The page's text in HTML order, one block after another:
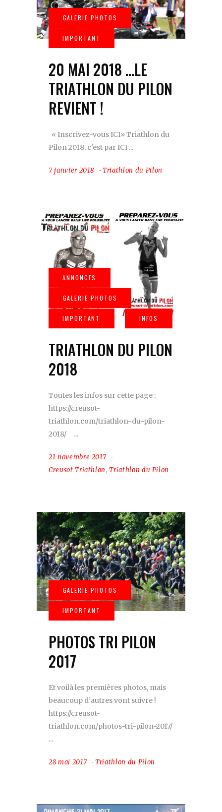
20 MAI 2018 …LE
TRIATHLON DU PILON
REVIENT !
« Inscrivez-vous ICI» Triathlon du
Pilon 2018, c'est par ICI
7 janvier 2018 Triathlon du Pilon
TRIATHLON DU PILON
2018
Toutes les infos sur cette page :
https://creusot-
triathlon.com/triathlon-du-pilon-
2018/
21 novembre 2017
Creusot Triathlon,Triathlon du Pilon
PHOTOS TRI PILON
2017
Et voilà les premières photos, mais
beaucoup d’autres vont suivre !
https://creusot-
triathlon.com/photos-tri-pilon-2017/
28 mai 2017 Triathlon du Pilon